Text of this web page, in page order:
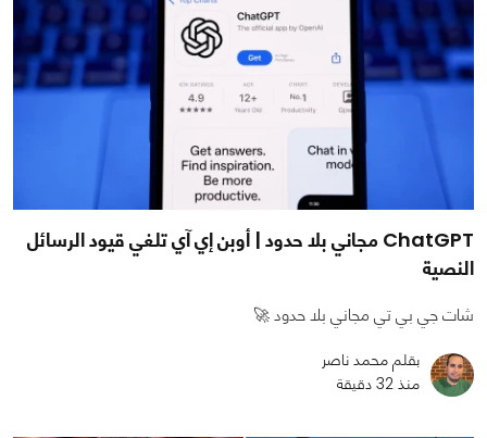
ChatGPT مجاني بلا حدود | أوبن إي آي تلغي قيود الرسائل
النصية
شات جي بي تي مجاني بلا حدود 🚀
بقلم محمد ناصر
منذ 32 دقيقة